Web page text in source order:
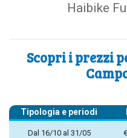
Haibike
Scopri i prezzi
Tipologia e periodi
Dal 16/10 al 31/05